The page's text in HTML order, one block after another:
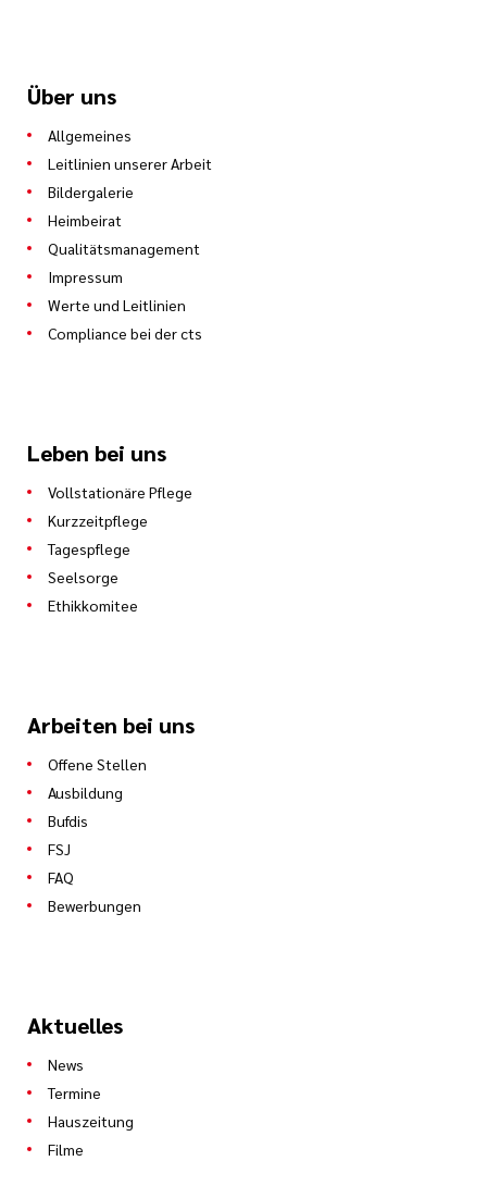
Über uns
Allgemeines
Leitlinien unserer Arbeit
Bildergalerie
Heimbeirat
Qualitätsmanagement
Impressum
Werte und Leitlinien
Compliance bei der cts
Leben bei uns
Vollstationäre Pflege
Kurzzeitpflege
Tagespflege
Seelsorge
Ethikkomitee
Arbeiten bei uns
Offene Stellen
Ausbildung
Bufdis
FSJ
FAQ
Bewerbungen
Aktuelles
News
Termine
Hauszeitung
Filme